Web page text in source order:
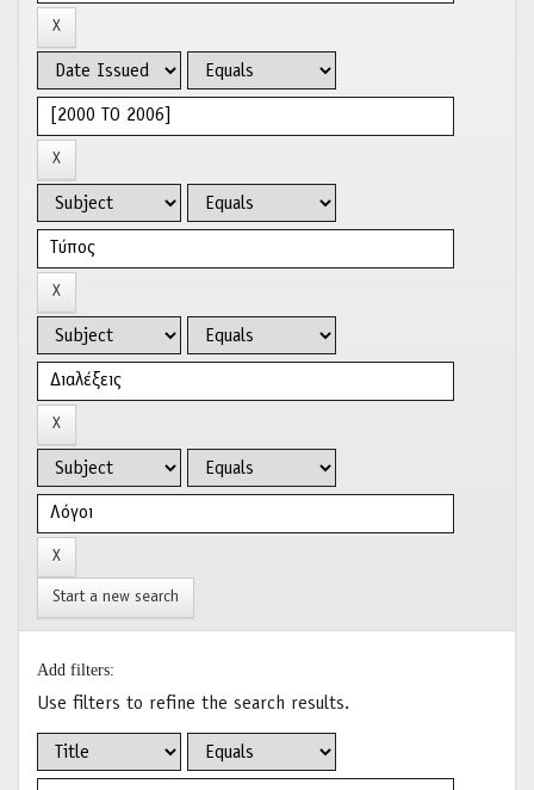
Start a new search
Add filters:
Use filters to refine the search results.